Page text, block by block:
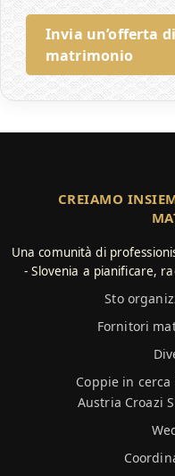
Invia un’offerta di
matrimonio
CREIAMO
Una comunità di
- Slovenia a pianificare,
Sto
Fornitori
Coppie in
Austria Croazi